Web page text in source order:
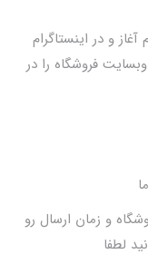
تلگرام آغاز و در اینستاگرام
فروشگاه را در
و زمان ارسال رو
لطفا